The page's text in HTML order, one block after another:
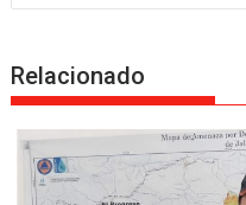
Relacionado